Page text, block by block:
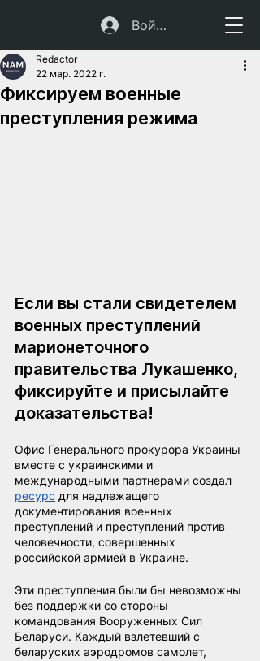
Войти
Фиксируем военные
преступления режима
Redactor
22 мар. 2022 г.
Если вы стали свидетелем
военных преступлений
марионеточного
правительства Лукашенко,
фиксируйте и присылайте
доказательства!
Офис Генерального прокурора Украины
вместе с украинскими и
международными партнерами создал
ресурс для надлежащего
документирования военных
преступлений и преступлений против
человечности, совершенных
российской армией в Украине.
Эти преступления были бы невозможны
без поддержки со стороны
командования Вооруженных Сил
Беларуси. Каждый взлетевший с
беларуских аэродромов самолет,